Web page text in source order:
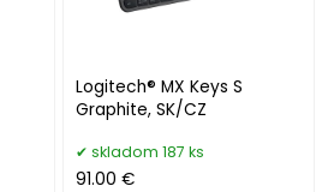
Logitech® MX Keys S
Graphite, SK/CZ
skladom 187 ks
91.00 €